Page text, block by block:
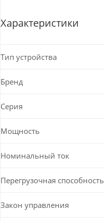
Характеристики
Тип устройства
Бренд
Серия
Мощность
Номинальный ток
Перегрузочная способность
Закон управления